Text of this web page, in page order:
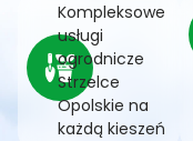
Kompleksowe
usługi
ogrodnicze
Strzelce
Opolskie na
każdą kieszeń